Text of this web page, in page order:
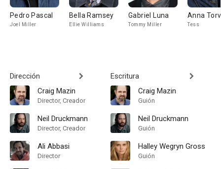
Pedro Pascal
Joel Miller
Bella Ramsey
Ellie Williams
Gabriel Luna
Tommy Miller
Anna Torv
Tess
Dirección
Craig Mazin
Director, Creador
Neil Druckmann
Director, Creador
Ali Abbasi
Director
Escritura
Craig Mazin
Guión
Neil Druckmann
Guión
Halley Wegryn Gross
Guión